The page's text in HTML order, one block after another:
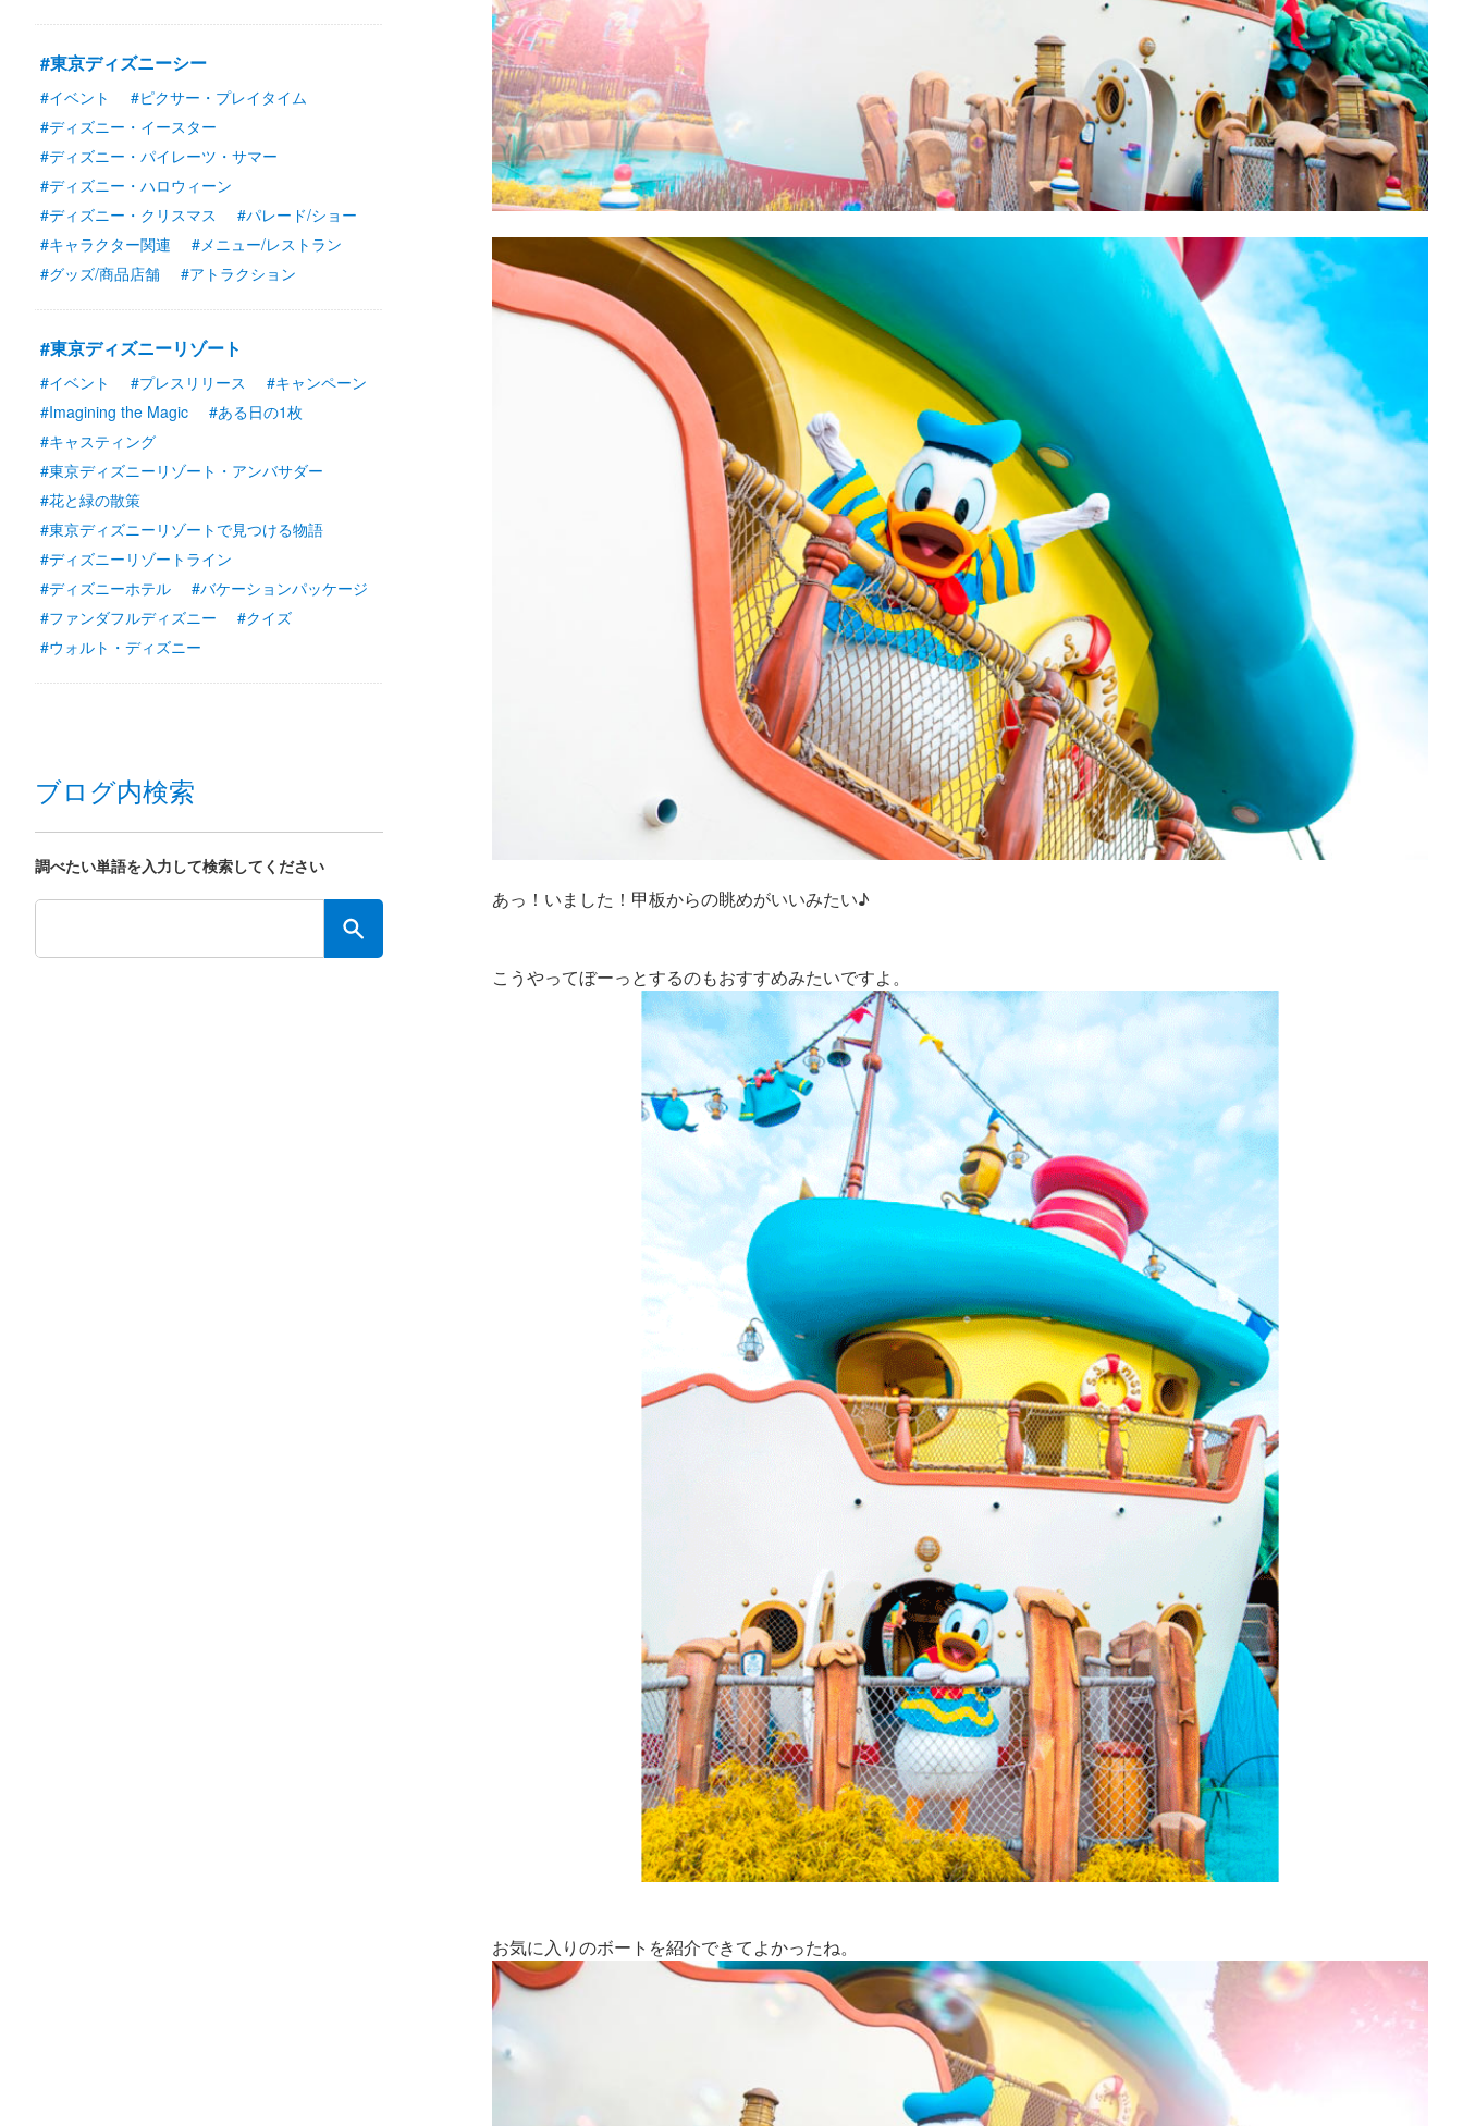
あっ！いました！甲板からの眺めがいいみたい♪
こうやってぼーっとするのもおすすめみたいですよ。
お気に入りのボートを紹介できてよかったね。
#東京ディズニーシー
#イベント
#ピクサー・プレイタイム
#ディズニー・イースター
#ディズニー・パイレーツ・サマー
#ディズニー・ハロウィーン
#ディズニー・クリスマス
#パレード/ショー
#キャラクター関連
#メニュー/レストラン
#グッズ/商品店舗
#アトラクション
#東京ディズニーリゾート
#イベント #プレスリリース
#キャンペーン
#Imagining the Magic
#ある日の1枚
#キャスティング
#東京ディズニーリゾート・アンバサダー
#花と緑の散策
#東京ディズニーリゾートで見つける物語
#ディズニーリゾートライン
#ディズニーホテル
#バケーションパッケージ
#ファンダフルディズニー
#クイズ
#ウォルト・ディズニー
ブログ内検索
調べたい単語を入力して検索してください